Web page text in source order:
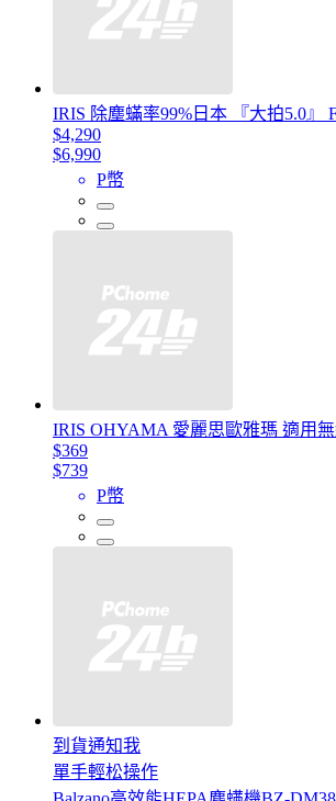
IRIS 除塵蟎率99%日本 『大拍5.0』
$4,290
$6,990
P幣
IRIS OHYAMA 愛麗思歐雅瑪 適用
$369
$739
P幣
到貨通知我
單手輕松操作